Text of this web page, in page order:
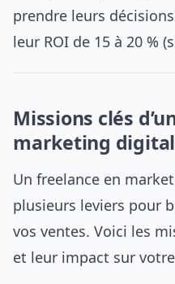
prendre leurs
leur ROI de 15 à 20 %
Missions clés
marketing digital
Un freelance en
plusieurs leviers pour
vos ventes. Voici les
et leur impact sur